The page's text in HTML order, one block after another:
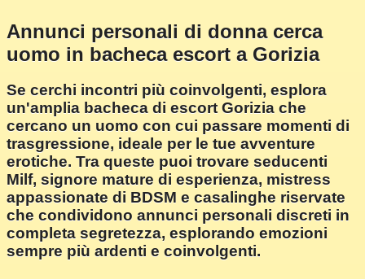
Annunci personali di donna cerca
uomo in bacheca escort a Gorizia
Se cerchi incontri più coinvolgenti, esplora
un'amplia bacheca di escort Gorizia che
cercano un uomo con cui passare momenti di
trasgressione, ideale per le tue avventure
erotiche. Tra queste puoi trovare seducenti
Milf, signore mature di esperienza, mistress
appassionate di BDSM e casalinghe riservate
che condividono annunci personali discreti in
completa segretezza, esplorando emozioni
sempre più ardenti e coinvolgenti.